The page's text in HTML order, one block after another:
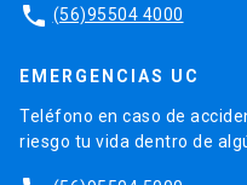
phone (56)95504 4000
EMERGENCIAS UC
Teléfono en caso de
riesgo tu vida dentro de